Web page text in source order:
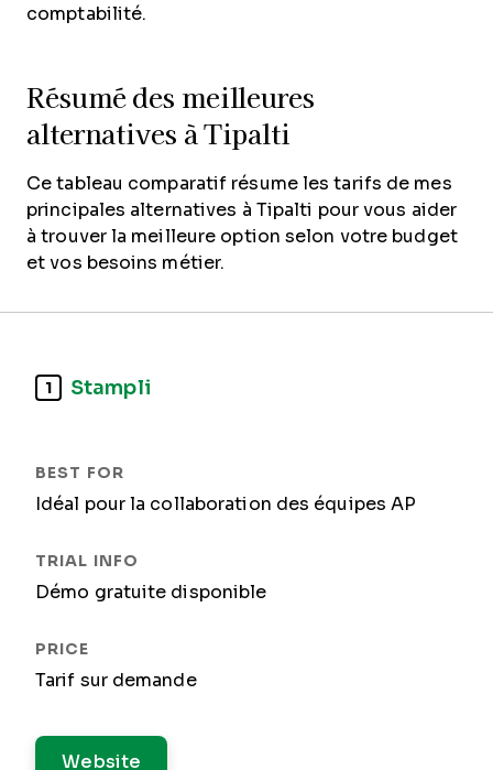
comptabilité.
Résumé des meilleures
alternatives à Tipalti
Ce tableau comparatif résume les tarifs de mes
principales alternatives à Tipalti pour vous aider
à trouver la meilleure option selon votre budget
et vos besoins métier.
1 Stampli
Idéal pour la collaboration des équipes AP
Démo gratuite disponible
Tarif sur demande
Website